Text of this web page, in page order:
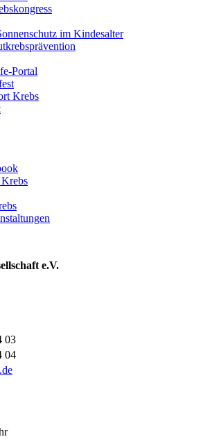
im Kindesalter
Portal
Krebs
e.V.
03
04